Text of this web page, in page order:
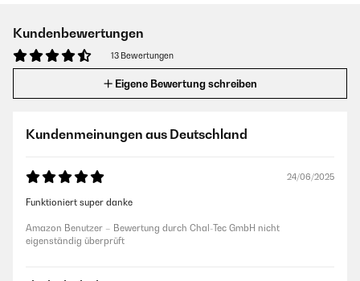
Kundenbewertungen
13 Bewertungen
Eigene Bewertung schreiben
Kundenmeinungen aus Deutschland
24/06/2025
Funktioniert super danke
Amazon Benutzer – Bewertung durch Chal-Tec GmbH nicht
eigenständig überprüft